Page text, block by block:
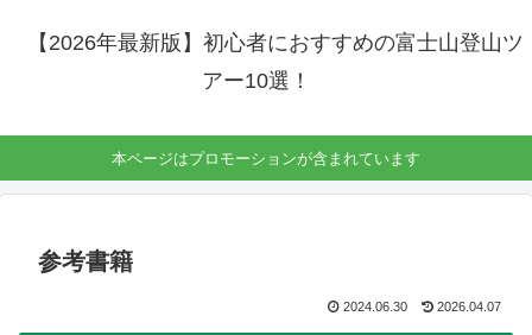
【2026年最新版】初心者におすすめの富士山登山ツ
アー10選！
本ページはプロモーションが含まれています
参考書籍
2024.06.30 2026.04.07